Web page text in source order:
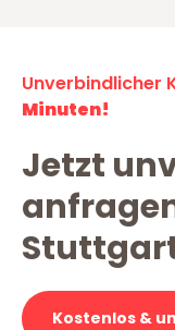
Unverbindlicher
Minuten!
Jetzt
Kostenlos &